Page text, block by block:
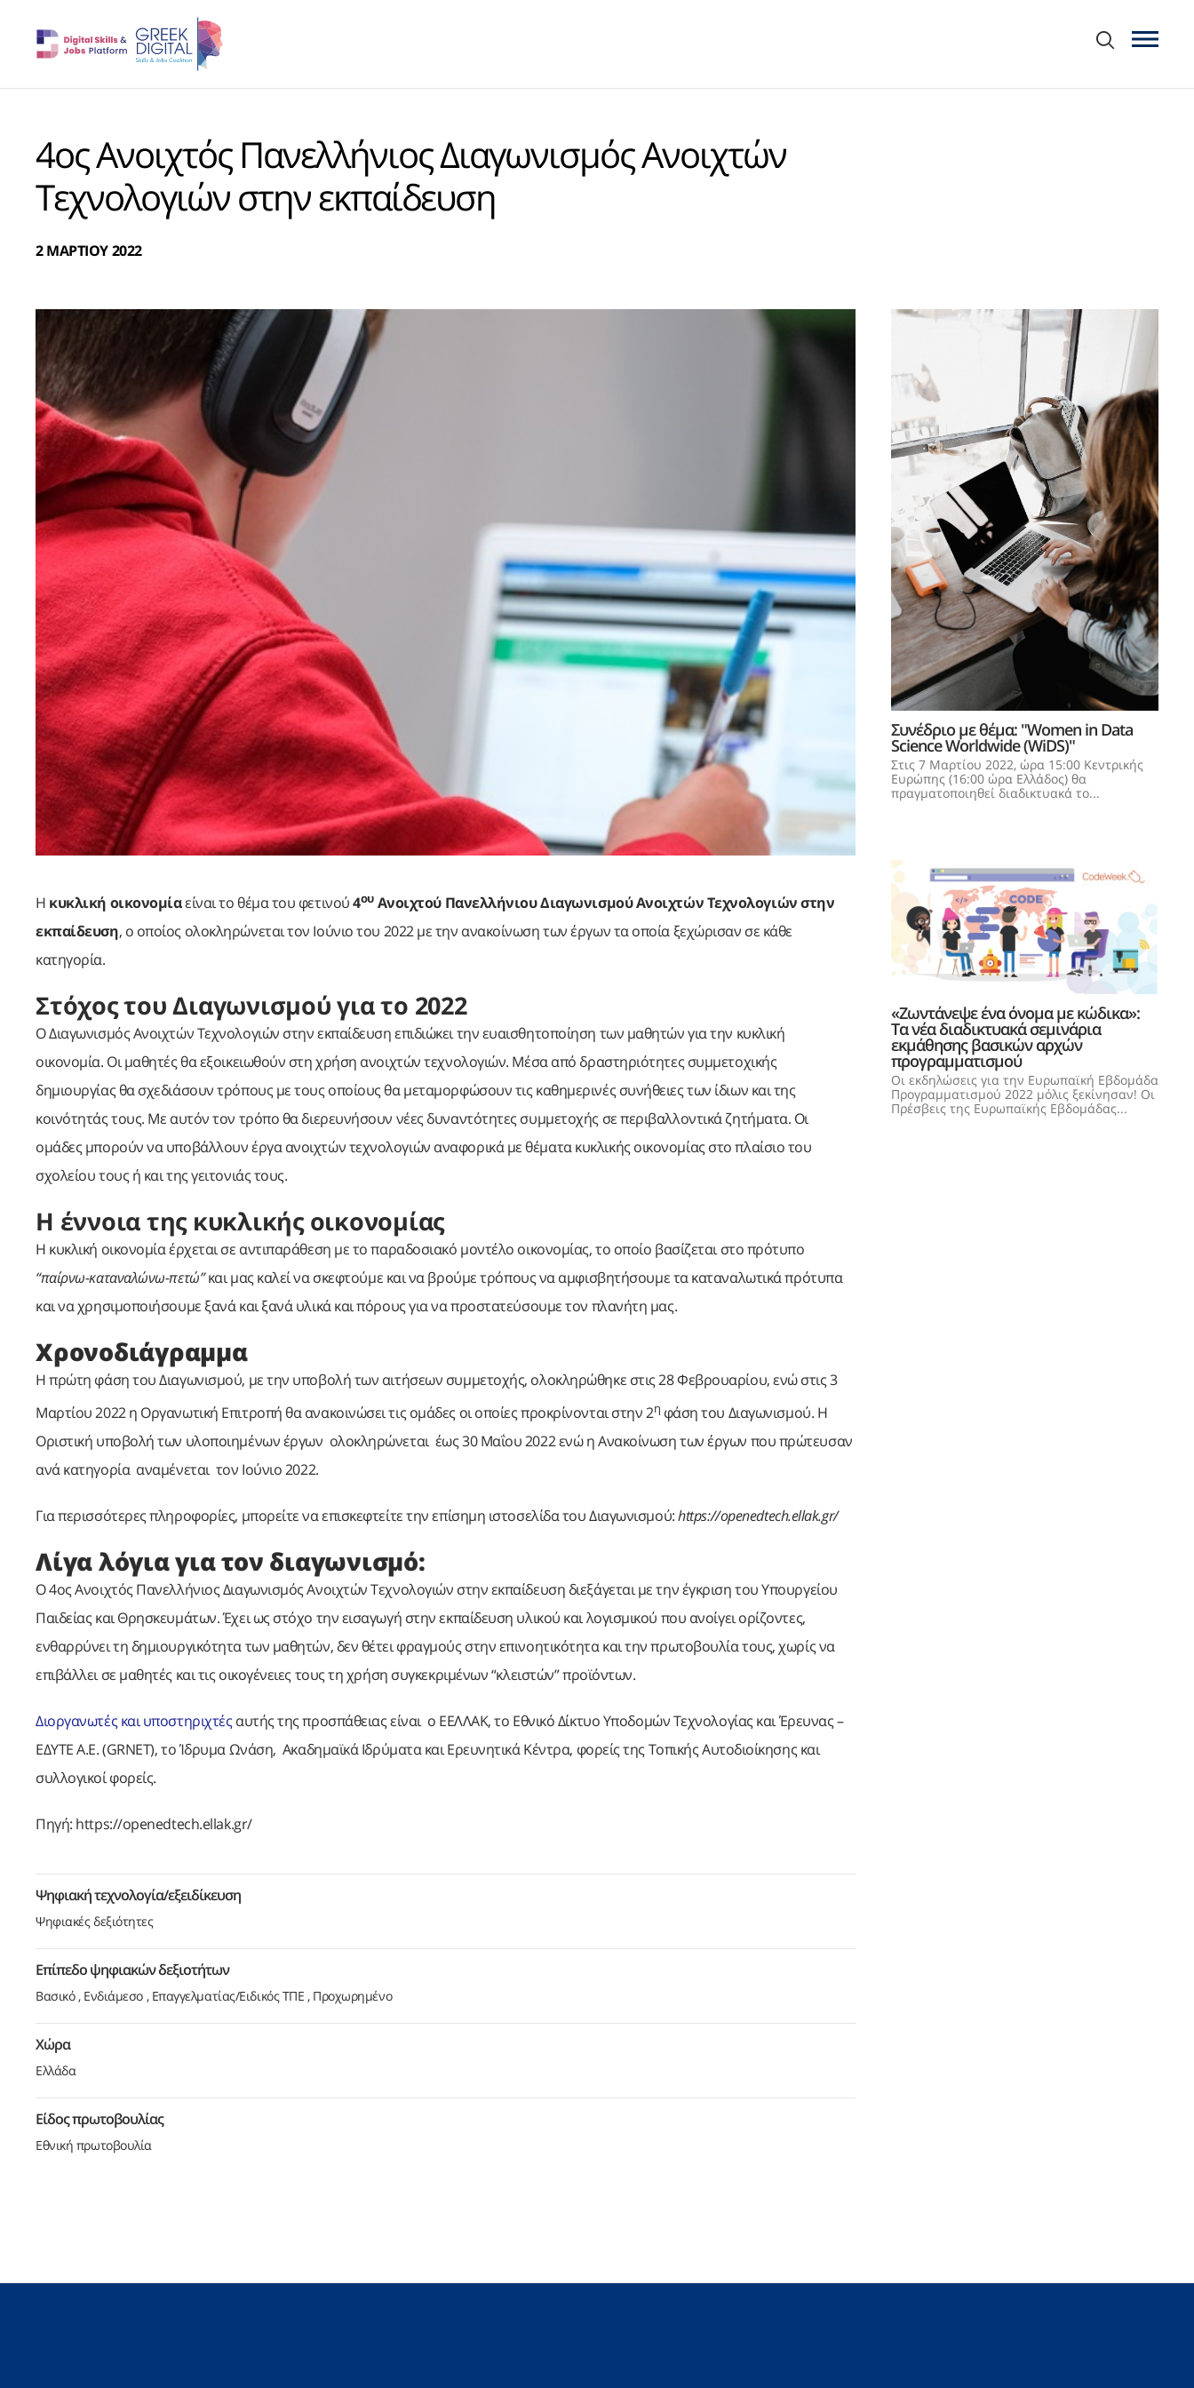
4ος Ανοιχτός Πανελλήνιος Διαγωνισμός Ανοιχτών
Τεχνολογιών στην εκπαίδευση
2 ΜΑΡΤΙΟΥ 2022
Η κυκλική οικονομίαείναι το θέμα του φετινού4ου Ανοιχτού Πανελλήνιου Διαγωνισμού Ανοιχτών Τεχνολογιών στην
εκπαίδευση, ο οποίος ολοκληρώνεται τον Ιούνιο του 2022 με την ανακοίνωση των έργων τα οποία ξεχώρισαν σε κάθε
κατηγορία.
Στόχος του Διαγωνισμού για το 2022
Ο Διαγωνισμός Ανοιχτών Τεχνολογιών στην εκπαίδευση επιδιώκει την ευαισθητοποίηση των μαθητών για την κυκλική
οικονομία. Οι μαθητές θα εξοικειωθούν στη χρήση ανοιχτών τεχνολογιών. Μέσα από δραστηριότητες συμμετοχικής
δημιουργίας θα σχεδιάσουν τρόπους με τους οποίους θα μεταμορφώσουν τις καθημερινές συνήθειες των ίδιων και της
κοινότητάς τους. Με αυτόν τον τρόπο θα διερευνήσουν νέες δυναντότητες συμμετοχής σε περιβαλλοντικά ζητήματα. Οι
ομάδες μπορούν να υποβάλλουν έργα ανοιχτών τεχνολογιών αναφορικά με θέματα κυκλικής οικονομίας στο πλαίσιο του
σχολείου τους ή και της γειτονιάς τους.
Η έννοια της κυκλικής οικονομίας
Η κυκλική οικονομία έρχεται σε αντιπαράθεση με το παραδοσιακό μοντέλο οικονομίας, το οποίο βασίζεται στο πρότυπο
“παίρνω-καταναλώνω-πετώ”και μας καλεί να σκεφτούμε και να βρούμε τρόπους να αμφισβητήσουμε τα καταναλωτικά πρότυπα
και να χρησιμοποιήσουμε ξανά και ξανά υλικά και πόρους για να προστατεύσουμε τον πλανήτη μας.
Χρονοδιάγραμμα
Η πρώτη φάση του Διαγωνισμού, με την υποβολή των αιτήσεων συμμετοχής, ολοκληρώθηκε στις 28 Φεβρουαρίου, ενώ στις 3
Μαρτίου 2022 η Οργανωτική Επιτροπή θα ανακοινώσει τις ομάδες οι οποίες προκρίνονται στην 2η φάση του Διαγωνισμού. Η
Οριστική υποβολή των υλοποιημένων έργων ολοκληρώνεται έως 30 Μαΐου 2022 ενώ η Ανακοίνωση των έργων που πρώτευσαν
ανά κατηγορία αναμένεται τον Ιούνιο 2022.
Για περισσότερες πληροφορίες, μπορείτε να επισκεφτείτε την επίσημη ιστοσελίδα του Διαγωνισμού:https://openedtech.ellak.gr/
Λίγα λόγια για τον διαγωνισμό:
Ο 4ος Ανοιχτός Πανελλήνιος Διαγωνισμός Ανοιχτών Τεχνολογιών στην εκπαίδευση διεξάγεται με την έγκριση του Υπουργείου
Παιδείας και Θρησκευμάτων. Έχει ως στόχο την εισαγωγή στην εκπαίδευση υλικού και λογισμικού που ανοίγει ορίζοντες,
ενθαρρύνει τη δημιουργικότητα των μαθητών, δεν θέτει φραγμούς στην επινοητικότητα και την πρωτοβουλία τους, χωρίς να
επιβάλλει σε μαθητές και τις οικογένειες τους τη χρήση συγκεκριμένων “κλειστών” προϊόντων.
Διοργανωτές και υποστηριχτές αυτής της προσπάθειας είναι ο ΕΕΛΛΑΚ, το Εθνικό Δίκτυο Υποδομών Τεχνολογίας και Έρευνας –
ΕΔΥΤΕ Α.Ε. (GRNET), το Ίδρυμα Ωνάση, Ακαδημαϊκά Ιδρύματα και Ερευνητικά Κέντρα, φορείς της Τοπικής Αυτοδιοίκησης και
συλλογικοί φορείς.
Πηγή: https://openedtech.ellak.gr/
Ψηφιακή τεχνολογία/εξειδίκευση
Ψηφιακές δεξιότητες
Επίπεδο ψηφιακών δεξιοτήτων
Βασικό Ενδιάμεσο Επαγγελματίας/Ειδικός ΤΠΕ Προχωρημένο
Χώρα
Ελλάδα
Είδος πρωτοβουλίας
Εθνική πρωτοβουλία
Συνέδριο με θέμα: "Women in Data
Science Worldwide (WiDS)"
Στις 7 Μαρτίου 2022, ώρα 15:00 Κεντρικής
Ευρώπης (16:00 ώρα Ελλάδος) θα
πραγματοποιηθεί διαδικτυακά το...
«Ζωντάνεψε ένα όνομα με κώδικα»:
Τα νέα διαδικτυακά σεμινάρια
εκμάθησης βασικών αρχών
προγραμματισμού
Οι εκδηλώσεις για την Ευρωπαϊκή Εβδομάδα
Προγραμματισμού 2022 μόλις ξεκίνησαν! Οι
Πρέσβεις της Ευρωπαϊκής Εβδομάδας...